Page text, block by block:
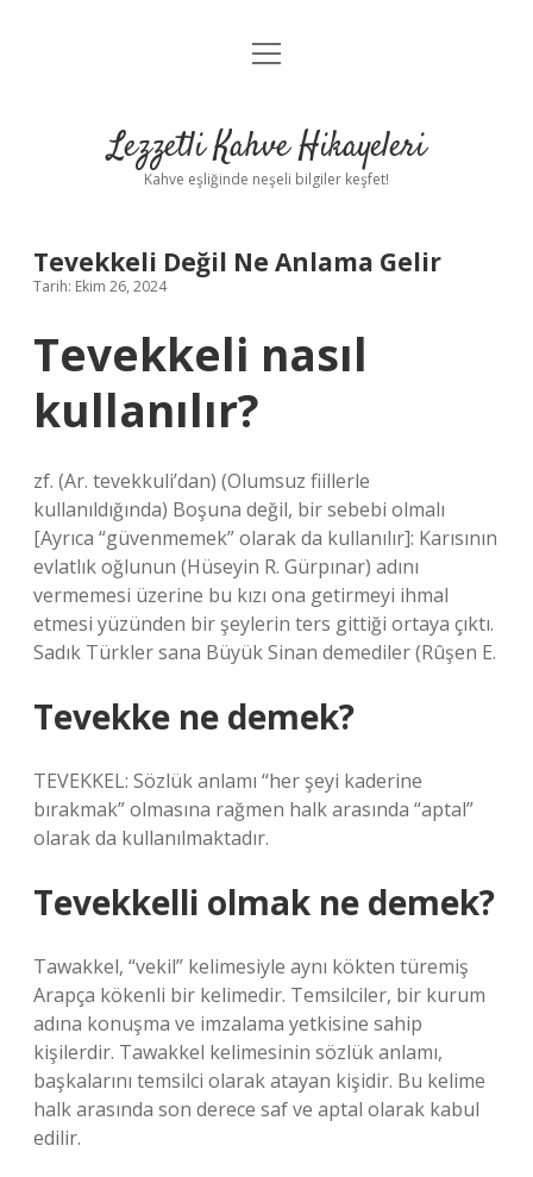
Anasayfa
Yasal Uyarı
menüyü
Lezzetli Kahve Hikayeleri
Kahve eşliğinde neşeli bilgiler keşfet!
Tevekkeli Değil Ne Anlama Gelir
Tarih: Ekim 26, 2024
Tevekkeli nasıl
kullanılır?
zf. (Ar. tevekkulі’dan) (Olumsuz fiillerle
kullanıldığında) Boşuna değil, bir sebebi olmalı
[Ayrıca “güvenmemek” olarak da kullanılır]: Karısının
evlatlık oğlunun (Hüseyin R. Gürpınar) adını
vermemesi üzerine bu kızı ona getirmeyi ihmal
etmesi yüzünden bir şeylerin ters gittiği ortaya çıktı.
Sadık Türkler sana Büyük Sinan demediler (Rûşen E.
Tevekke ne demek?
TEVEKKEL: Sözlük anlamı “her şeyi kaderine
bırakmak” olmasına rağmen halk arasında “aptal”
olarak da kullanılmaktadır.
Tevekkelli olmak ne demek?
Tawakkel, “vekil” kelimesiyle aynı kökten türemiş
Arapça kökenli bir kelimedir. Temsilciler, bir kurum
adına konuşma ve imzalama yetkisine sahip
kişilerdir. Tawakkel kelimesinin sözlük anlamı,
başkalarını temsilci olarak atayan kişidir. Bu kelime
halk arasında son derece saf ve aptal olarak kabul
edilir.